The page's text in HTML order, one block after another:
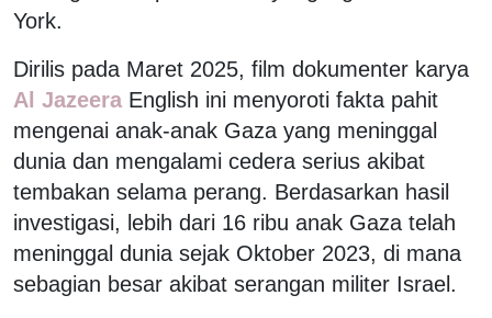
York.
Dirilis pada Maret 2025, film dokumenter karya
Al Jazeera English ini menyoroti fakta pahit
mengenai anak-anak Gaza yang meninggal
dunia dan mengalami cedera serius akibat
tembakan selama perang. Berdasarkan hasil
investigasi, lebih dari 16 ribu anak Gaza telah
meninggal dunia sejak Oktober 2023, di mana
sebagian besar akibat serangan militer Israel.